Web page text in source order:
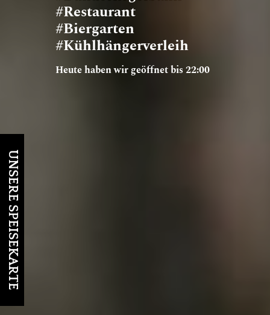
#Restaurant
#Biergarten
#Kühlhängerverleih
Heute haben wir geöffnet bis 22:00
UNSERE SPEISEKARTE